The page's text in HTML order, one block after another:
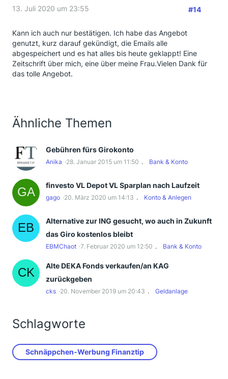
13. Juli 2020 um 23:55 #14
Kann ich auch nur bestätigen. Ich habe das Angebot
genutzt, kurz darauf gekündigt, die Emails alle
abgespeichert und es hat alles bis heute geklappt! Eine
Zeitschrift über mich, eine über meine Frau.Vielen Dank für
das tolle Angebot.
Ähnliche Themen
Gebühren fürs Girokonto
Anika 28. Januar 2015 um 11:50 Bank & Konto
finvesto VL Depot VL Sparplan nach Laufzeit
gago 20. März 2020 um 14:13 Konto & Anlegen
Alternative zur ING gesucht, wo auch in Zukunft
das Giro kostenlos bleibt
EBMChaot 7. Februar 2020 um 12:50 Bank & Konto
Alte DEKA Fonds verkaufen/an KAG
zurückgeben
cks 20. November 2019 um 20:43 Geldanlage
Schlagworte
Schnäppchen-Werbung Finanztip